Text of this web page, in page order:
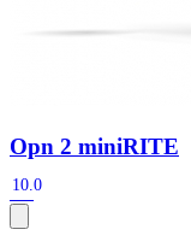
Opn 2 miniRITE
10.0